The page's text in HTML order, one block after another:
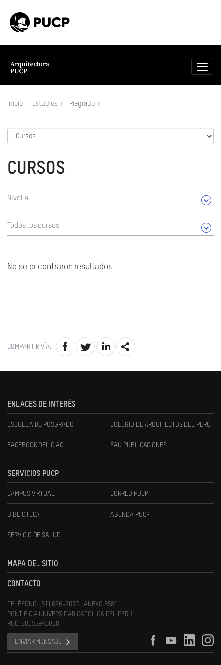
Inicio Estudios Pregrado
CURSOS
Nivel 4
Todos los cursos
No se encontraron resultados
COMPARTIR VÍA:
ENLACES DE INTERÉS
ESCUELA DE POSGRADO COLEGIO DE ARQUITECTOS DEL PERÚ
FACEBOOK DEL CIAC FAU PUBLICACIONES
SERVICIOS PUCP
CAMPUS VIRTUAL CORREO PUCP
BIBLIOTECA AGENDA PUCP
SERVICIO DE SALUD
MAPA DEL SITIO
CONTACTO
TELÉFONO: (51) 626-2000 , ANEXO 5581
PONTIFICIA UNIVERSIDAD CATOLICA DEL PERU
RUC: 20155945860
ENVIAR MENSAJE